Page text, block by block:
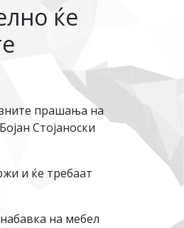
ќе
прашања на
Стојаноски
и ќе требаат
на мебел